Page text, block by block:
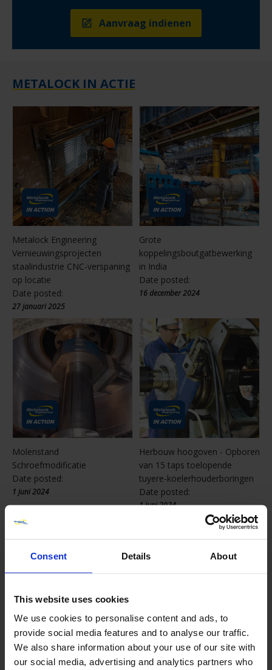
Consent Details About
This website uses cookies
We use cookies to personalise content and ads, to
provide social media features and to analyse our traffic.
We also share information about your use of our site with
our social media, advertising and analytics partners who
Aanvraag indienen
METALOCK IN ACTIE
Metalock Engineering
Vernieuwingsprojecten
staalindustrie CNC-verspaning
op locatie
Date posted:
27 januari 2025
Grote
koppelingsboutgatbewerking
in India
Date posted:
16 december 2024
Molenstand
Schroefmodificatie
Date posted:
1 juni 2024
Herbouw hoogoven - Opboren
van 15 taps toelopende
tuyere-koelerhouderboringen
Date posted:
1 juni 2024
Flensvlakken worden
machinaal bewerkt om plaats
Opnieuw boren van lagers